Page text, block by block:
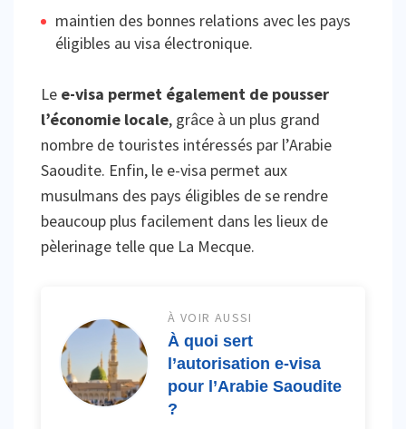
maintien des bonnes relations avec les pays
éligibles au visa électronique.
Le e-visa permet également de pousser
l’économie locale, grâce à un plus grand
nombre de touristes intéressés par l’Arabie
Saoudite. Enfin, le e-visa permet aux
musulmans des pays éligibles de se rendre
beaucoup plus facilement dans les lieux de
pèlerinage telle que La Mecque.
À VOIR AUSSI
À quoi sert
l’autorisation e-visa
pour l’Arabie Saoudite
?